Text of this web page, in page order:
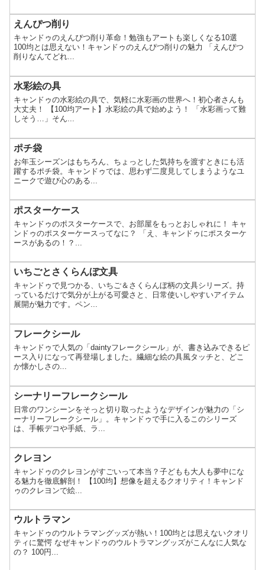
えんぴつ削り
キャンドゥのえんぴつ削り革命！勉強もアートも楽しくなる10選
100均とは思えない！キャンドゥのえんぴつ削りの魅力 「えんぴつ
削りなんてどれ...
水彩絵の具
キャンドゥの水彩絵の具で、気軽に水彩画の世界へ！初心者さんも
大丈夫！ 【100均アート】水彩絵の具で始めよう！ 「水彩画って難
しそう…」そん...
ポチ袋
お年玉シーズンはもちろん、ちょっとした気持ちを渡すときにも活
躍するポチ袋。キャンドゥでは、思わず二度見してしまうようなユ
ニークで遊び心のある...
ポスターケース
キャンドゥのポスターケースで、お部屋をもっとおしゃれに！ キャ
ンドゥのポスターケースってなに？ 「え、キャンドゥにポスターケ
ースがあるの！？...
いちごとさくらんぼ文具
キャンドゥで見つかる、いちご＆さくらんぼ柄の文具シリーズ。持
っているだけで気分が上がる可愛さと、日常使いしやすいアイテム
展開が魅力です。ペン...
フレークシール
キャンドゥで人気の「daintyフレークシール」が、書き込みできるピ
ース入りになって再登場しました。繊細な絵の具風タッチと、どこ
か懐かしさの...
シーナリーフレークシール
日常のワンシーンをそっと切り取ったようなデザインが魅力の「シ
ーナリーフレークシール」。キャンドゥで手に入るこのシリーズ
は、手帳デコや手紙、ラ...
クレヨン
キャンドゥのクレヨンがすごいって本当？子どもも大人も夢中にな
る魅力を徹底解剖！ 【100均】想像を超えるクオリティ！キャンド
ゥのクレヨンで絵...
ウルトラマン
キャンドゥのウルトラマングッズが熱い！100均とは思えないクオリ
ティに驚愕 なぜキャンドゥのウルトラマングッズがこんなに人気な
の？ 100円...